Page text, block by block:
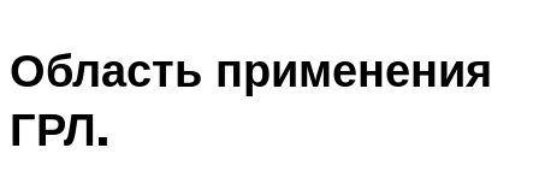
Область применения
ГРЛ.